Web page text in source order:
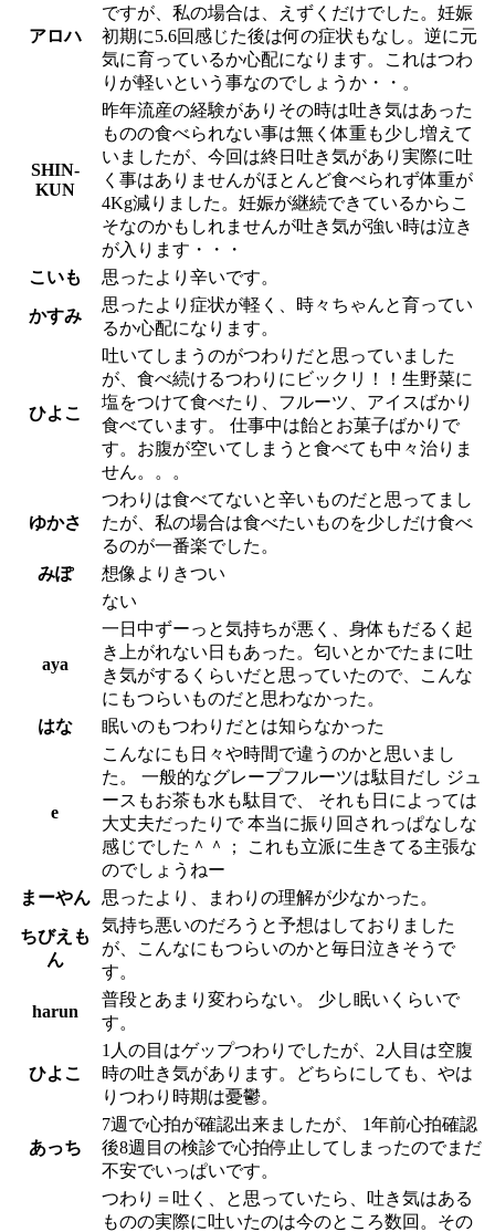
アロハ
ですが、私の場合は、えずくだけでした。妊娠
初期に5.6回感じた後は何の症状もなし。逆に元
気に育っているか心配になります。これはつわ
りが軽いという事なのでしょうか・・。
SHIN-
KUN
昨年流産の経験がありその時は吐き気はあった
ものの食べられない事は無く体重も少し増えて
いましたが、今回は終日吐き気があり実際に吐
く事はありませんがほとんど食べられず体重が
4Kg減りました。妊娠が継続できているからこ
そなのかもしれませんが吐き気が強い時は泣き
が入ります・・・
こいも
思ったより辛いです。
かすみ
思ったより症状が軽く、時々ちゃんと育ってい
るか心配になります。
ひよこ
吐いてしまうのがつわりだと思っていました
が、食べ続けるつわりにビックリ！！生野菜に
塩をつけて食べたり、フルーツ、アイスばかり
食べています。 仕事中は飴とお菓子ばかりで
す。お腹が空いてしまうと食べても中々治りま
せん。。。
ゆかさ
つわりは食べてないと辛いものだと思ってまし
たが、私の場合は食べたいものを少しだけ食べ
るのが一番楽でした。
みぽ
想像よりきつい
ない
aya
一日中ずーっと気持ちが悪く、身体もだるく起
き上がれない日もあった。匂いとかでたまに吐
き気がするくらいだと思っていたので、こんな
にもつらいものだと思わなかった。
はな
眠いのもつわりだとは知らなかった
e
こんなにも日々や時間で違うのかと思いまし
た。 一般的なグレープフルーツは駄目だし ジュ
ースもお茶も水も駄目で、 それも日によっては
大丈夫だったりで 本当に振り回されっぱなしな
感じでした＾＾； これも立派に生きてる主張な
のでしょうねー
まーやん
思ったより、まわりの理解が少なかった。
ちびえも
ん
気持ち悪いのだろうと予想はしておりました
が、こんなにもつらいのかと毎日泣きそうで
す。
harun
普段とあまり変わらない。 少し眠いくらいで
す。
ひよこ
1人の目はゲップつわりでしたが、2人目は空腹
時の吐き気があります。どちらにしても、やは
りつわり時期は憂鬱。
あっち
7週で心拍が確認出来ましたが、 1年前心拍確認
後8週目の検診で心拍停止してしまったのでまだ
不安でいっぱいです。
つわり＝吐く、と思っていたら、吐き気はある
ものの実際に吐いたのは今のところ数回。その